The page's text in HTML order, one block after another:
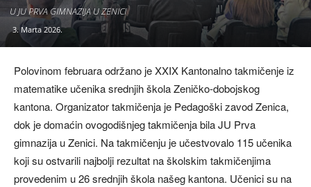
U JU PRVA GIMNAZIJA U ZENICI
3. Marta 2026.
Polovinom februara održano je XXIX Kantonalno takmičenje iz
matematike učenika srednjih škola Zeničko-dobojskog
kantona. Organizator takmičenja je Pedagoški zavod Zenica,
dok je domaćin ovogodišnjeg takmičenja bila JU Prva
gimnazija u Zenici. Na takmičenju je učestvovalo 115 učenika
koji su ostvarili najbolji rezultat na školskim takmičenjima
provedenim u 26 srednjih škola našeg kantona. Učenici su na